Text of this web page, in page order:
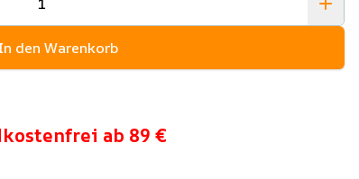
den Warenkorb
ab 89 €